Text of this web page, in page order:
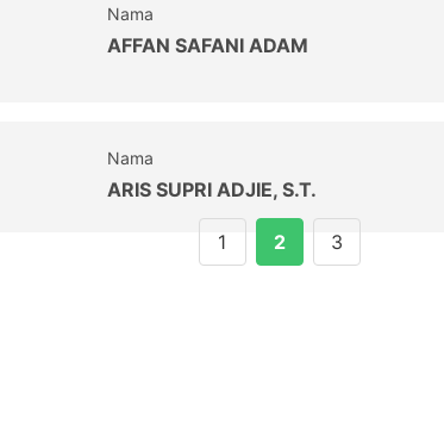
Nama
AFFAN SAFANI ADAM
Nama
ARIS SUPRI ADJIE, S.T.
1 2 3